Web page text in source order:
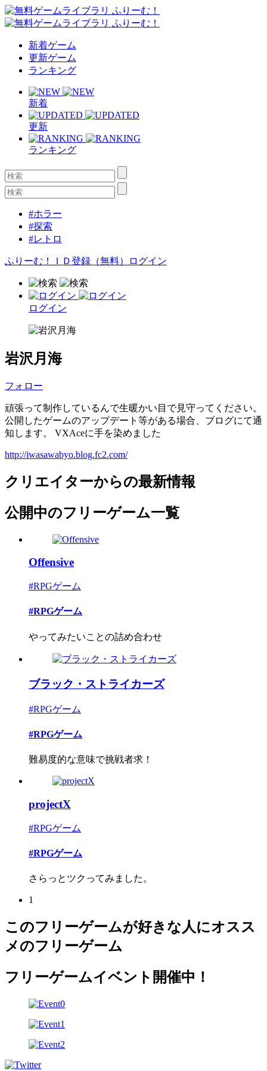
新着ゲーム
更新ゲーム
ランキング
新着
更新
ランキング
#ホラー
#探索
#レトロ
ふりーむ！ＩＤ登録（無料） ログイン
ログイン
岩沢月海
フォロー
頑張って制作しているんで生暖かい目で見守ってください。
公開したゲームのアップデート等がある場合、ブログにて通
知します。 VXAceに手を染めました
http://iwasawabyo.blog.fc2.com/
クリエイターからの最新情報
公開中のフリーゲーム一覧
Offensive
#RPGゲーム
#RPGゲーム
やってみたいことの詰め合わせ
ブラック・ストライカーズ
#RPGゲーム
#RPGゲーム
難易度的な意味で挑戦者求！
projectX
#RPGゲーム
#RPGゲーム
さらっとツクってみました。
1
このフリーゲームが好きな人にオスス
メのフリーゲーム
フリーゲームイベント開催中！